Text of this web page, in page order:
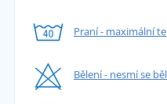
Praní - maximální
Bělení - nesmí se